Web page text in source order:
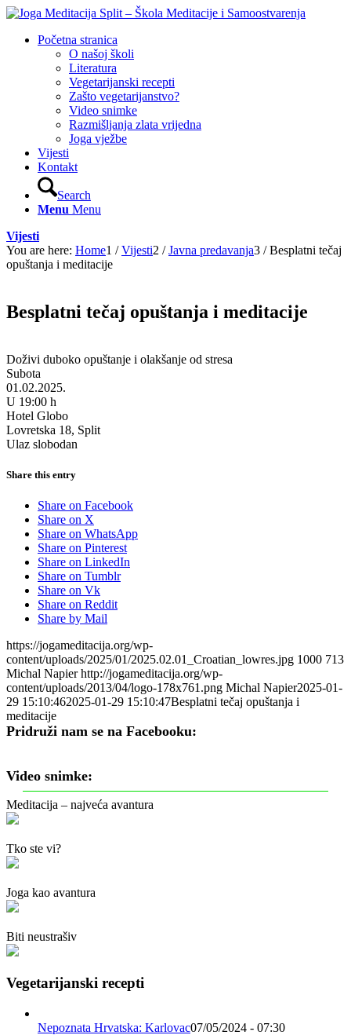
Početna stranica
O našoj školi
Literatura
Vegetarijanski recepti
Zašto vegetarijanstvo?
Video snimke
Razmišljanja zlata vrijedna
Joga vježbe
Vijesti
Kontakt
Search
Menu Menu
Vijesti
You are here: Home1 / Vijesti2 / Javna predavanja3 / Besplatni tečaj
opuštanja i meditacije
Besplatni tečaj opuštanja i meditacije
Doživi duboko opuštanje i olakšanje od stresa
Subota
01.02.2025.
U 19:00 h
Hotel Globo
Lovretska 18, Split
Ulaz slobodan
Share this entry
Share on Facebook
Share on X
Share on WhatsApp
Share on Pinterest
Share on LinkedIn
Share on Tumblr
Share on Vk
Share on Reddit
Share by Mail
https://jogameditacija.org/wp-
content/uploads/2025/01/2025.02.01_Croatian_lowres.jpg 1000 713
Michal Napier http://jogameditacija.org/wp-
content/uploads/2013/04/logo-178x761.png Michal Napier2025-01-
29 15:10:462025-01-29 15:10:47Besplatni tečaj opuštanja i
meditacije
Pridruži nam se na Facebooku:
Video snimke:
Meditacija – najveća avantura
Tko ste vi?
Joga kao avantura
Biti neustrašiv
Vegetarijanski recepti
Nepoznata Hrvatska: Karlovac07/05/2024 - 07:30